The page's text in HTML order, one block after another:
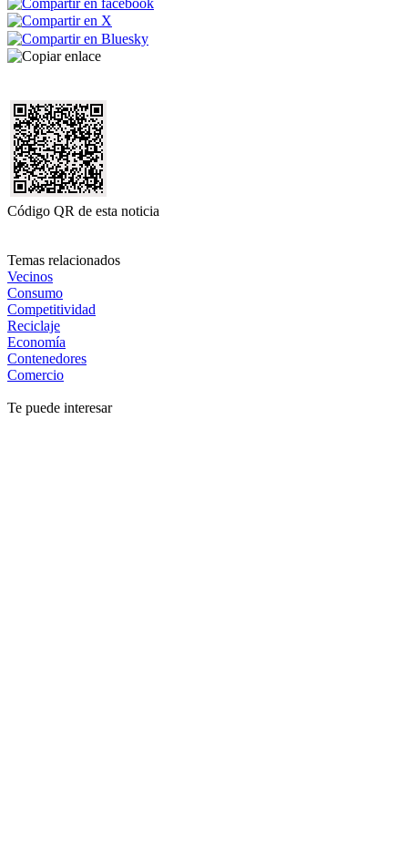
Código QR de esta noticia
Temas relacionados
Vecinos
Consumo
Competitividad
Reciclaje
Economía
Contenedores
Comercio
Te puede interesar